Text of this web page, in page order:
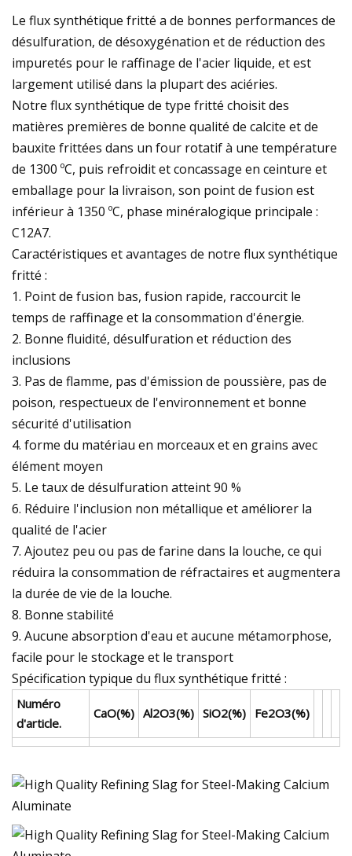
Le flux synthétique fritté a de bonnes performances de
désulfuration, de désoxygénation et de réduction des
impuretés pour le raffinage de l'acier liquide, et est
largement utilisé dans la plupart des aciéries.
Notre flux synthétique de type fritté choisit des
matières premières de bonne qualité de calcite et de
bauxite frittées dans un four rotatif à une température
de 1300 ºC, puis refroidit et concassage en ceinture et
emballage pour la livraison, son point de fusion est
inférieur à 1350 ºC, phase minéralogique principale :
C12A7.
Caractéristiques et avantages de notre flux synthétique
fritté :
1. Point de fusion bas, fusion rapide, raccourcit le
temps de raffinage et la consommation d'énergie.
2. Bonne fluidité, désulfuration et réduction des
inclusions
3. Pas de flamme, pas d'émission de poussière, pas de
poison, respectueux de l'environnement et bonne
sécurité d'utilisation
4. forme du matériau en morceaux et en grains avec
élément moyen
5. Le taux de désulfuration atteint 90 %
6. Réduire l'inclusion non métallique et améliorer la
qualité de l'acier
7. Ajoutez peu ou pas de farine dans la louche, ce qui
réduira la consommation de réfractaires et augmentera
la durée de vie de la louche.
8. Bonne stabilité
9. Aucune absorption d'eau et aucune métamorphose,
facile pour le stockage et le transport
Spécification typique du flux synthétique fritté :
Numéro
d'article.
CaO(%) Al2O3(%) SiO2(%) Fe2O3(%)